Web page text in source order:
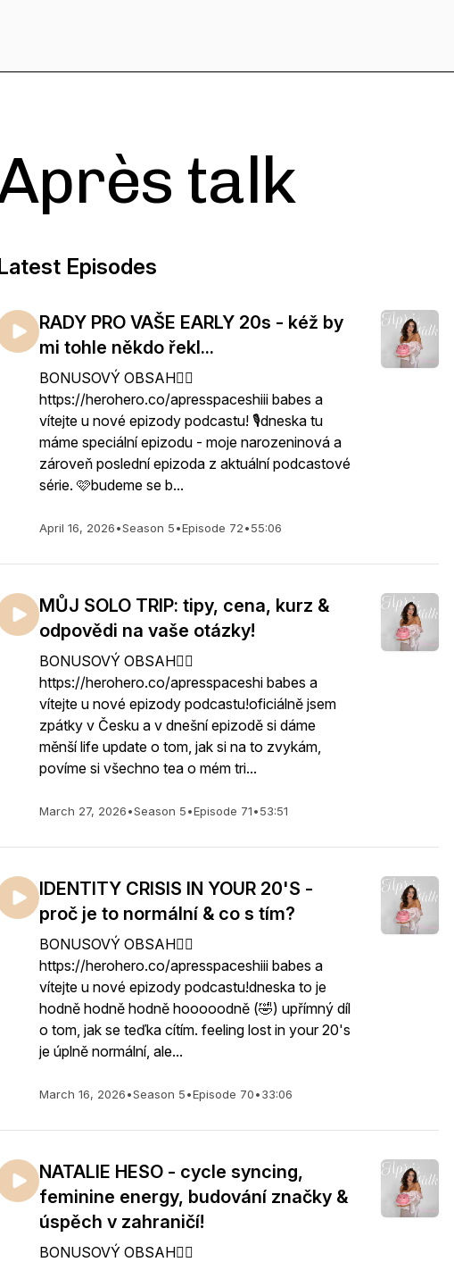
talk
Episodes
RADY PRO VAŠE EARLY 20s - kéž by
mi tohle někdo řekl...
BONUSOVÝ OBSAH👇🏻
https://herohero.co/apresspaceshiii babes a
vítejte u nové epizody podcastu! 🎙️dneska tu
máme speciální epizodu - moje narozeninová a
zároveň poslední epizoda z aktuální podcastové
série. 🩷budeme se b...
April 16, 2026•Season 5•Episode 72•55:06
MŮJ SOLO TRIP: tipy, cena, kurz &
odpovědi na vaše otázky!
BONUSOVÝ OBSAH👇🏻
https://herohero.co/apresspaceshi babes a
vítejte u nové epizody podcastu!oficiálně jsem
zpátky v Česku a v dnešní epizodě si dáme
měnší life update o tom, jak si na to zvykám,
povíme si všechno tea o mém tri...
March 27, 2026•Season 5•Episode 71•53:51
IDENTITY CRISIS IN YOUR 20'S -
proč je to normální & co s tím?
BONUSOVÝ OBSAH👇🏻
https://herohero.co/apresspaceshiii babes a
vítejte u nové epizody podcastu!dneska to je
hodně hodně hodně hooooodně (🤣) upřímný díl
o tom, jak se teďka cítím. feeling lost in your 20's
je úplně normální, ale...
March 16, 2026•Season 5•Episode 70•33:06
NATALIE HESO - cycle syncing,
feminine energy, budování značky &
úspěch v zahraničí!
BONUSOVÝ OBSAH👇🏻